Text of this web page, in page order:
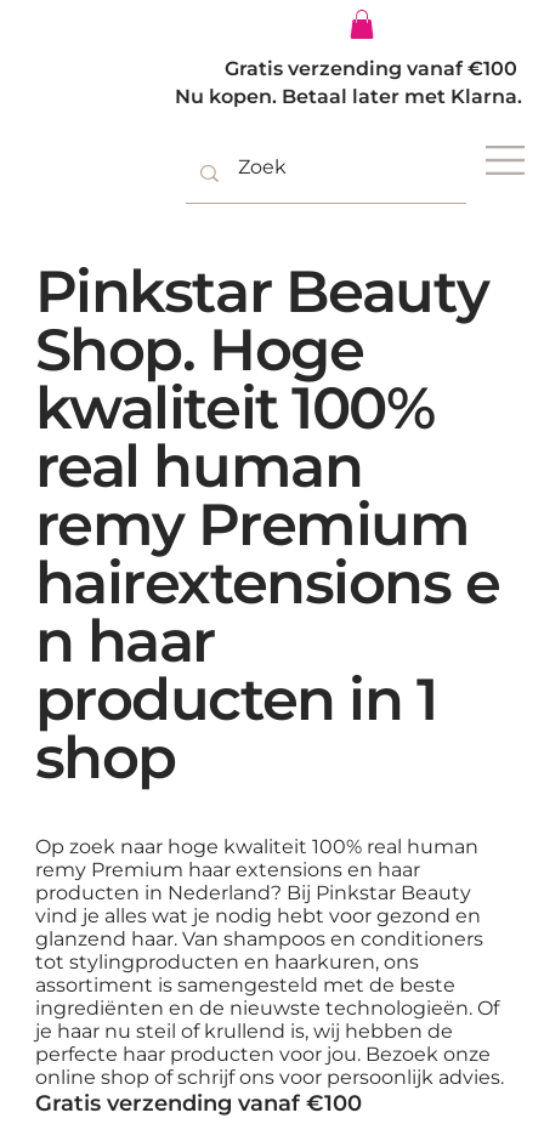
Gratis verzending vanaf €100
Nu kopen. Betaal later met Klarna.
Pinkstar Beauty
Shop. Hoge
kwaliteit 100%
real human
remy Premium
hairextensions e
n haar
producten in 1
shop
Op zoek naar hoge kwaliteit 100% real human
remy Premium haar extensions en haar
producten in Nederland? Bij Pinkstar Beauty
vind je alles wat je nodig hebt voor gezond en
glanzend haar. Van shampoos en conditioners
tot stylingproducten en haarkuren, ons
assortiment is samengesteld met de beste
ingrediënten en de nieuwste technologieën. Of
je haar nu steil of krullend is, wij hebben de
perfecte haar producten voor jou. Bezoek onze
online shop of schrijf ons voor persoonlijk advies.
Gratis verzending vanaf €100